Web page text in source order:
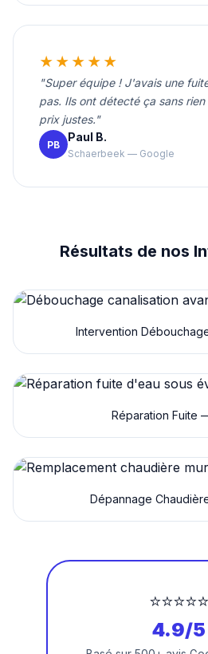
★★★★★
"Super équipe ! J'avais une
pas. Ils ont détecté ça sans
prix justes."
PB
Paul B.
Schaerbeek — Google
Résultats de nos
Intervention
Réparation Fuite
Dépannage
⭐⭐⭐⭐⭐
4.9/5